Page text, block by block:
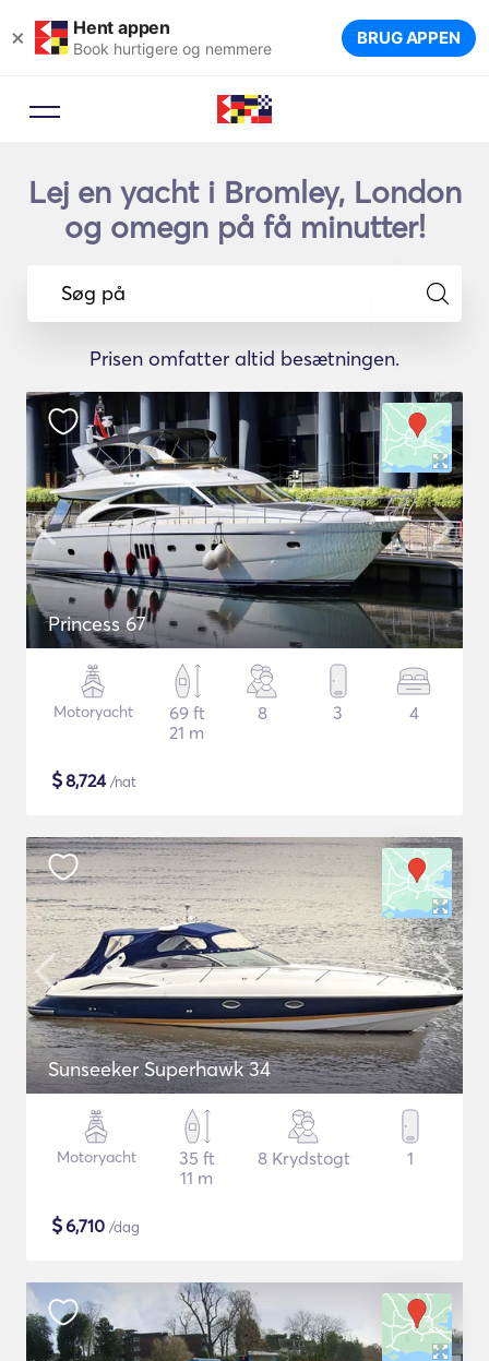
× Hent appen
Book hurtigere og nemmere BRUG APPEN
Lej en yacht i Bromley, London
og omegn på få minutter!
Søg på
Prisen omfatter altid besætningen.
Princess 67
Motoryacht
69 ft
21 m
8 3 4
$8,724/nat
Sunseeker Superhawk 34
Motoryacht
35 ft
11 m
8 Krydstogt 1
$6,710 /dag